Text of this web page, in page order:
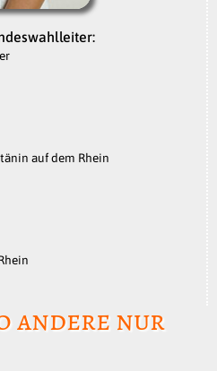
auf dem Rhein
andere nur